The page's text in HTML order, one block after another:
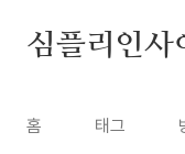
심플리인사
홈 태그